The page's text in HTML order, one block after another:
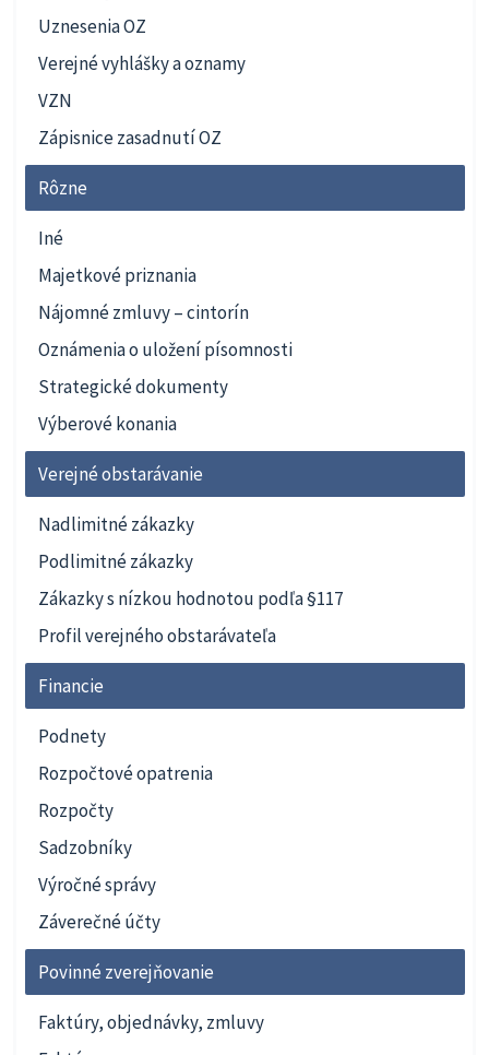
Uznesenia OZ
Verejné vyhlášky a oznamy
VZN
Zápisnice zasadnutí OZ
Rôzne
Iné
Majetkové priznania
Nájomné zmluvy – cintorín
Oznámenia o uložení písomnosti
Strategické dokumenty
Výberové konania
Verejné obstarávanie
Nadlimitné zákazky
Podlimitné zákazky
Zákazky s nízkou hodnotou podľa §117
Profil verejného obstarávateľa
Financie
Podnety
Rozpočtové opatrenia
Rozpočty
Sadzobníky
Výročné správy
Záverečné účty
Povinné zverejňovanie
Faktúry, objednávky, zmluvy